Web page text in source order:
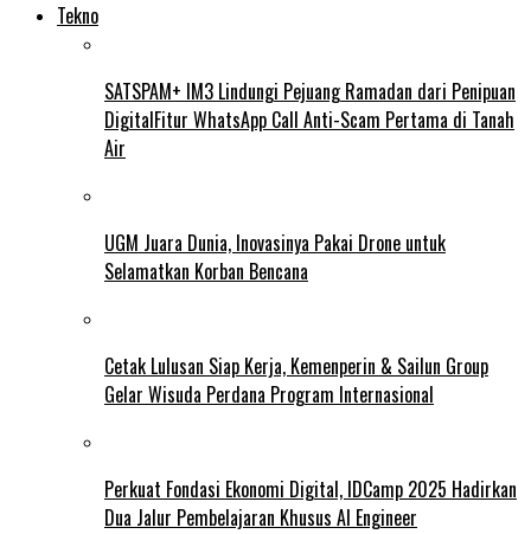
Tekno
SATSPAM+ IM3 Lindungi Pejuang Ramadan dari Penipuan
DigitalFitur WhatsApp Call Anti-Scam Pertama di Tanah
Air
UGM Juara Dunia, Inovasinya Pakai Drone untuk
Selamatkan Korban Bencana
Cetak Lulusan Siap Kerja, Kemenperin & Sailun Group
Gelar Wisuda Perdana Program Internasional
Perkuat Fondasi Ekonomi Digital, IDCamp 2025 Hadirkan
Dua Jalur Pembelajaran Khusus AI Engineer